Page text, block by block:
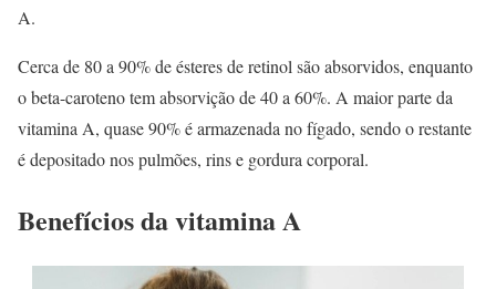
A.
Cerca de 80 a 90% de ésteres de retinol são absorvidos, enquanto
o beta-caroteno tem absorvição de 40 a 60%. A maior parte da
vitamina A, quase 90% é armazenada no fígado, sendo o restante
é depositado nos pulmões, rins e gordura corporal.
Benefícios da vitamina A